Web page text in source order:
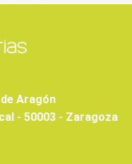
Aragón
- 50003 - Zaragoza